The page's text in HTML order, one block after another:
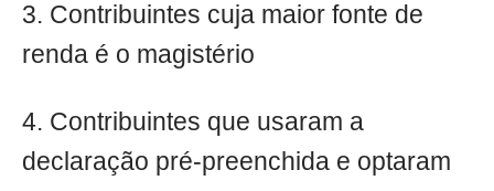
3. Contribuintes cuja maior fonte de
renda é o magistério
4. Contribuintes que usaram a
declaração pré-preenchida e optaram